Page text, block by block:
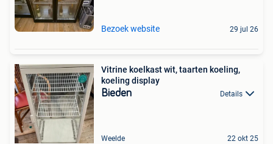
Bezoek website 29 jul 26
Vitrine koelkast wit, taarten koeling,
koeling display
Bieden Details
Weelde 22 okt 25